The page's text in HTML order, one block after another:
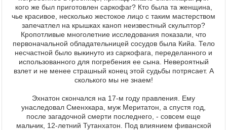
кого же был приготовлен саркофаг? Кто была та женщина,
чье красивое, несколько жестокое лицо с таким мастерством
запечатлел на крышках каноп неизвестный скульптор?
Кропотливые многолетние исследования показали, что
первоначальной обладательницей сосудов была Кийа. Тело
несчастной было выкинуто из саркофага, переделанного и
использованного для погребения ее сына. Невероятный
взлет и не менее страшный конец этой судьбы потрясает. А
сколького мы не знаем!
Эхнатон скончался на 17-м году правления. Ему
унаследовал Сменхкара, муж Меритатон, а спустя год,
после загадочной смерти последнего, - совсем еще
мальчик, 12-летний Тутанхатон. Под влиянием фиванской